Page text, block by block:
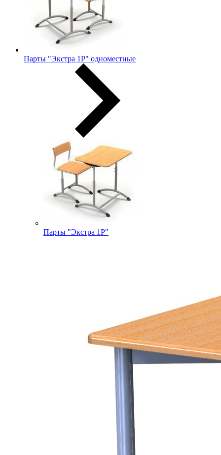
Парты "Экстра 1Р" одноместные
Парты "Экстра 1Р"